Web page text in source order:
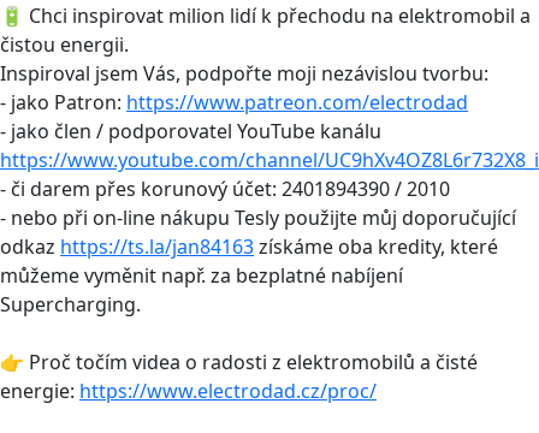
🔋 Chci inspirovat milion lidí k přechodu na elektromobil a
čistou energii.
Inspiroval jsem Vás, podpořte moji nezávislou tvorbu:
- jako Patron: https://www.patreon.com/electrodad
- jako člen / podporovatel YouTube kanálu
https://www.youtube.com/channel/
- či darem přes korunový účet: 2401894390 / 2010
- nebo při on-line nákupu Tesly použijte můj doporučující
odkaz https://ts.la/jan84163získáme oba kredity, které
můžeme vyměnit např. za bezplatné nabíjení
Supercharging.
👉 Proč točím videa o radosti z elektromobilů a čisté
energie: https://www.electrodad.cz/proc/